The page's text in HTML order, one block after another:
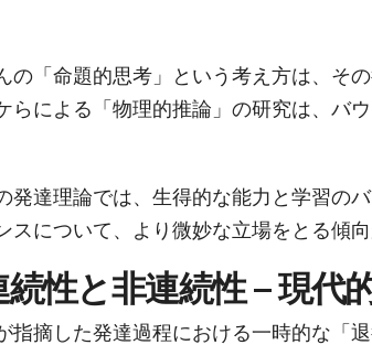
の「命題的思考」という考え方は、そ
らによる「物理的推論」の研究は、バ
発達理論では、生得的な能力と学習の
スについて、より微妙な立場をとる傾向
性と非連続性 – 現代
指摘した発達過程における一時的な「